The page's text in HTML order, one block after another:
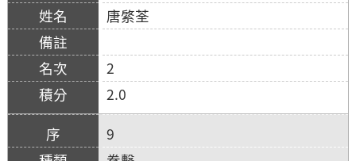
唐綮荃
2
2.0
9